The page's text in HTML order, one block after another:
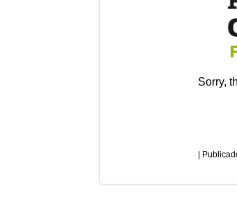
Sorry,